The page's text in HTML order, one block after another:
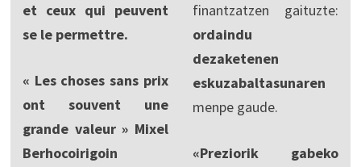
et ceux qui peuvent
se le permettre.
« Les choses sans prix
ont souvent une
grande valeur » Mixel
Berhocoirigoin
finantzatzen gaituzte:
ordaindu
dezaketenen
eskuzabaltasunaren
menpe gaude.
«Preziorik gabeko